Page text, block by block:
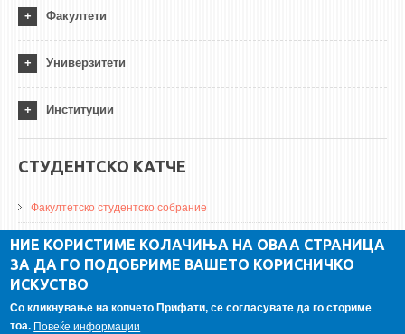
Факултети
Универзитети
Институции
СТУДЕНТСКО КАТЧЕ
Факултетско студентско собрание
ДА Винчи магазин
Алумни асоцијација
НИЕ КОРИСТИМЕ КОЛАЧИЊА НА ОВАА СТРАНИЦА
ЗА ДА ГО ПОДОБРИМЕ ВАШЕТО КОРИСНИЧКО
ИСКУСТВО
Со кликнување на копчето Прифати, се согласувате да го сториме
тоа. Повеќе информации